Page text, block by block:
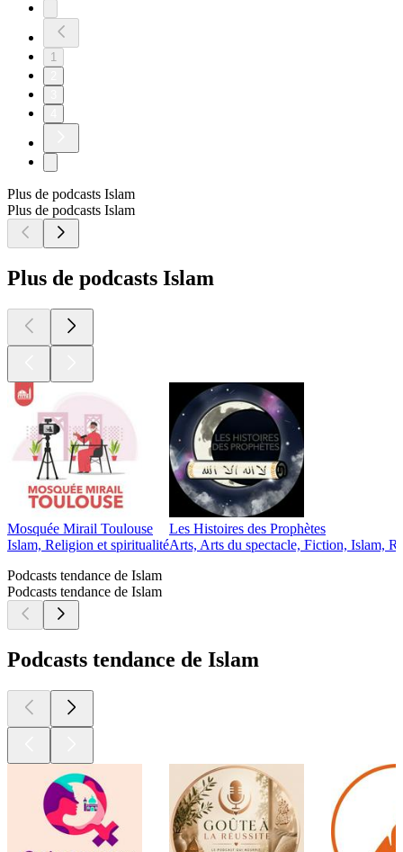
1
Plus de podcasts Islam
Plus de podcasts Islam
Plus de podcasts Islam
Mosquée Mirail Toulouse
Islam, Religion et spiritualité
Les Histoires des Prophètes
Arts, Arts du spectacle, Fiction, Islam,
Podcasts tendance de Islam
Podcasts tendance de Islam
Podcasts tendance de Islam